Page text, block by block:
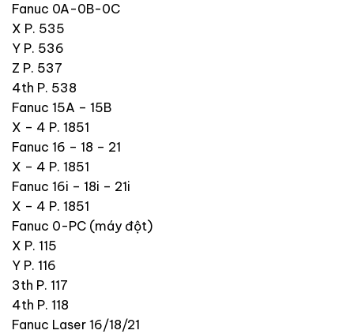
Fanuc 0A-0B-0C
X P. 535
Y P. 536
Z P. 537
4th P. 538
Fanuc 15A – 15B
X – 4 P. 1851
Fanuc 16 – 18 – 21
X – 4 P. 1851
Fanuc 16i – 18i – 21i
X – 4 P. 1851
Fanuc 0-PC (máy đột)
X P. 115
Y P. 116
3th P. 117
4th P. 118
Fanuc Laser 16/18/21